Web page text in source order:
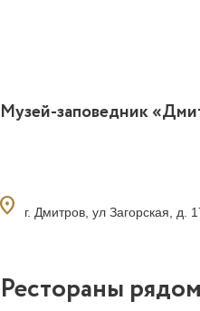
Музей-заповедник
г. Дмитров, ул Загорская, д.
Рестораны рядом